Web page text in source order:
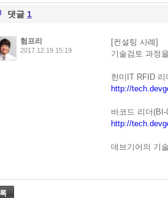
댓글 1
험프리
2017.12.19 15:19
[컨설팅 사례]
기술검토 과정
한미IT RFID
http://
바코드 리더
http://
데브기어의 기